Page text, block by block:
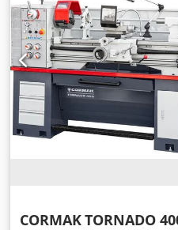
CORMAKTORNADO